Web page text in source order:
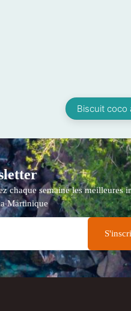
Biscuit coco
chaque semaine les meilleures
Martinique